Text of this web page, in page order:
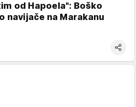
od Hapoela": Boško
navijače na Marakanu